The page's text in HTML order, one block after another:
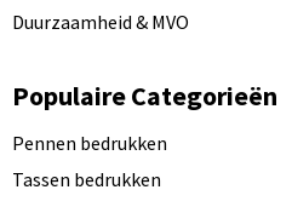
Duurzaamheid & MVO
Populaire Categorieën
Pennen bedrukken
Tassen bedrukken